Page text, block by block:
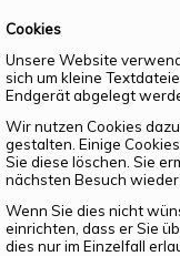
Cookies
Unsere Website
sich um kleine
Endgerät abgelegt
Wir nutzen Cookies
gestalten. Einige
Sie diese löschen. Sie
nächsten Besuch
Wenn Sie dies nicht
einrichten, dass er Sie
dies nur im Einzelfall